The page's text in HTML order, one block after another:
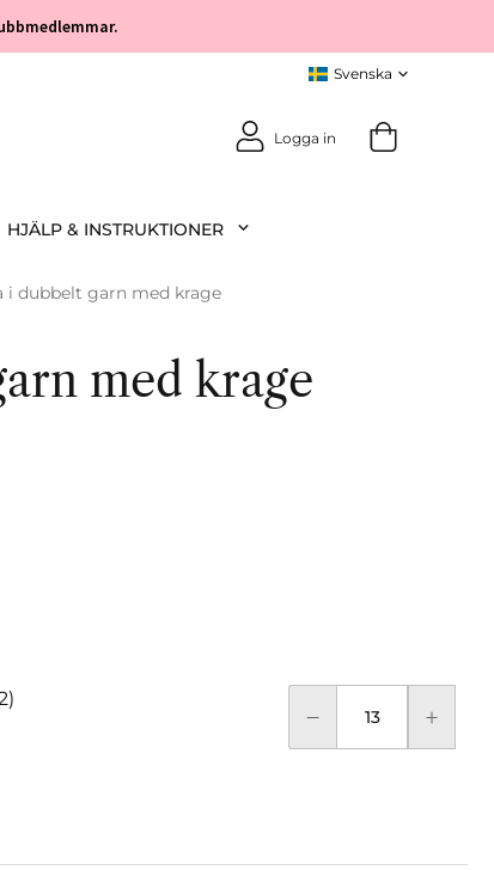
Logga in
HJÄLP & INSTRUKTIONER
i dubbelt garn med krage
med krage